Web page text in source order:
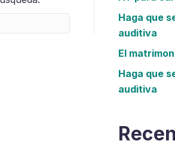
Haga que
auditiva
El
Haga que
auditiva